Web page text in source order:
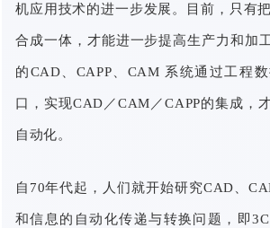
机应用技术的进一步发展。目前，只有
合成一体，才能进一步提高生产力和加
的CAD、CAPP、CAM 系统通过工程
口，实现CAD／CAM／CAPP的集成，
自动化。
自70年代起，人们就开始研究CAD、
和信息的自动化传递与转换问题，即